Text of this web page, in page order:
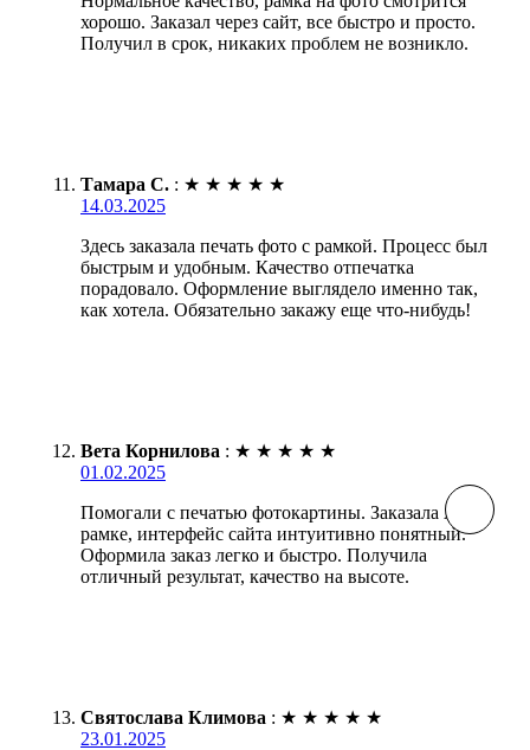
хорошо. Заказал через сайт, все быстро и просто.
Получил в срок, никаких проблем не возникло.
Тамара С. : ★ ★ ★ ★ ★
14.03.2025
Здесь заказала печать фото с рамкой. Процесс был
быстрым и удобным. Качество отпечатка
порадовало. Оформление выглядело именно так,
как хотела. Обязательно закажу еще что-нибудь!
Вета Корнилова : ★ ★ ★ ★ ★
01.02.2025
Помогали с печатью фотокартины. Заказала А4 в
рамке, интерфейс сайта интуитивно понятный.
Оформила заказ легко и быстро. Получила
отличный результат, качество на высоте.
Святослава Климова : ★ ★ ★ ★ ★
23.01.2025